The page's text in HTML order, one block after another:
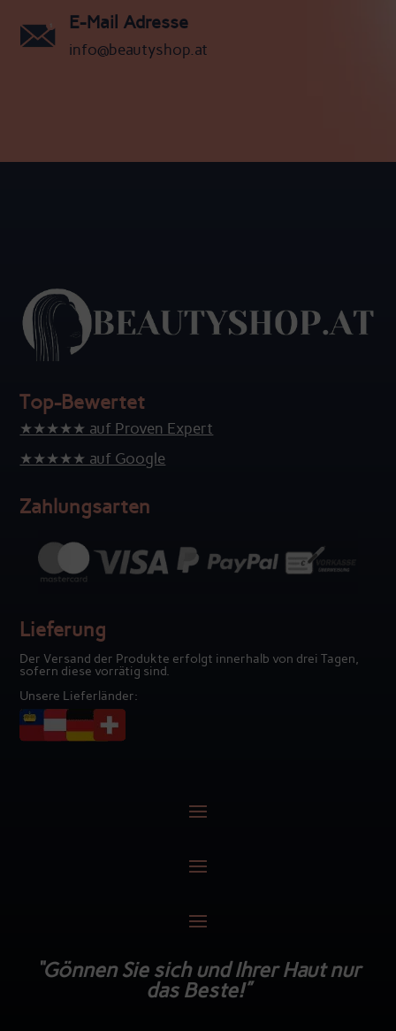
E-Mail Adresse
info@beautyshop.at
Top-Bewertet
★★★★★ auf Proven Expert
★★★★★ auf Google
Zahlungsarten
Lieferung
Der Versand der Produkte erfolgt innerhalb von drei Tagen,
sofern diese vorrätig sind.
Unsere Lieferländer:
“Gönnen Sie sich und Ihrer Haut nur
das Beste!”